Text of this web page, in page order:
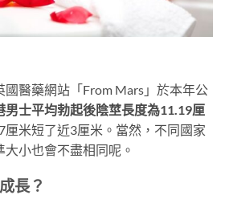
醫藥網站「From Mars」於本年公
男士平均勃起後陰莖長度為11.19厘
厘米短了近3厘米。當然，不同國家
小也會不盡相同呢。
長？